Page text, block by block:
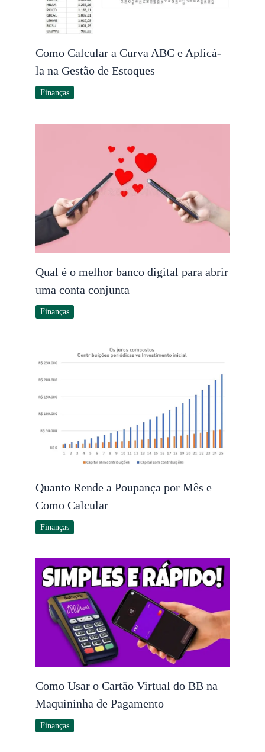
Como Calcular a Curva ABC e Aplicá-
la na Gestão de Estoques
Finanças
Qual é o melhor banco digital para abrir
uma conta conjunta
Finanças
Quanto Rende a Poupança por Mês e
Como Calcular
Finanças
Como Usar o Cartão Virtual do BB na
Maquininha de Pagamento
Finanças